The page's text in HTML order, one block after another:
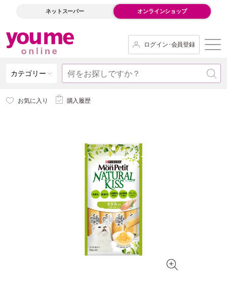
ネットスーパー オンラインショップ
ログイン･会員登録
カテゴリー
お気に入り 購入履歴